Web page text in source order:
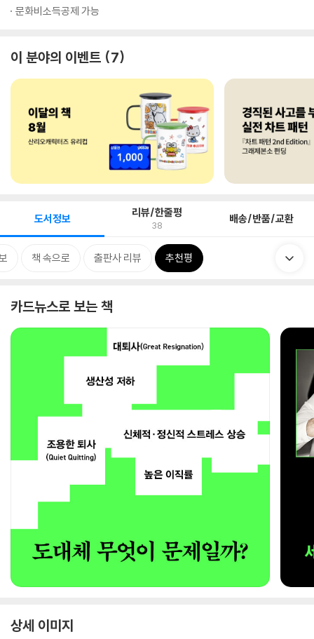
문화비소득공제 가능
이 분야의 이벤트 7
도서정보 리뷰/한줄평
38 배송/반품/교환
책 속으로 출판사 리뷰 추천평
카드뉴스로 보는 책
상세 이미지